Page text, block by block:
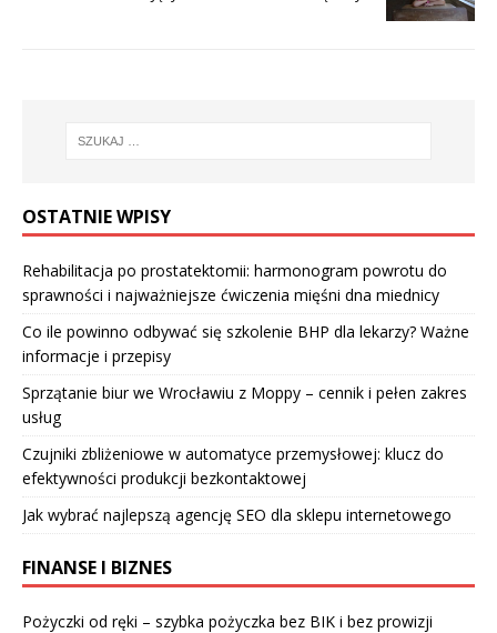
OSTATNIE WPISY
Rehabilitacja po prostatektomii: harmonogram powrotu do
sprawności i najważniejsze ćwiczenia mięśni dna miednicy
Co ile powinno odbywać się szkolenie BHP dla lekarzy? Ważne
informacje i przepisy
Sprzątanie biur we Wrocławiu z Moppy – cennik i pełen zakres
usług
Czujniki zbliżeniowe w automatyce przemysłowej: klucz do
efektywności produkcji bezkontaktowej
Jak wybrać najlepszą agencję SEO dla sklepu internetowego
FINANSE I BIZNES
Pożyczki od ręki – szybka pożyczka bez BIK i bez prowizji